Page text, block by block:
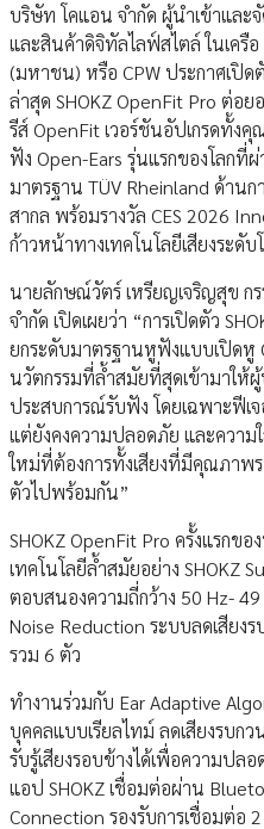
บริษัท โคแอน จำกัด ผู้นำเข้าแล
และสินค้าดิจิทัลไลฟ์สไตล์ ในเครื
(มหาชน) หรือ CPW ประกาศเปิด
ล่าสุด SHOKZ OpenFit Pro ต่อ
รีส์ OpenFit เวอร์ชันอัปเกรดทั้ง
ฟัง Open-Ears รุ่นแรกของโลกที่ผ่
มาตรฐาน TÜV Rheinland ด้าน
สากล พร้อมรางวัล CES 2026
ก้าวหน้าทางเทคโนโลยีเสียงระดับ
นายลักษณ์วัตร์ เหรียญเจริญสุข ก
จำกัด เปิดเผยว่า “การเปิดตัว
ยกระดับมาตรฐานหูฟังแบบเปิดหู
นวัตกรรมที่ล้ำสมัยที่สุดเข้ามาให้
ประสบการณ์รับฟัง โดยเฉพาะฟีเ
แต่ยังคงความปลอดภัย และควา
ใหม่ที่ต้องการทั้งเสียงที่มีคุณภาพ
ตัวไปพร้อมกัน”
SHOKZ OpenFit Pro ครั้งแรกข
เทคโนโลยีล้ำสมัยอย่าง SHOKZ
ตอบสนองความถี่กว้าง 50 Hz-
Noise Reduction ระบบลดเสียง
รวม 6 ตัว
ทำงานร่วมกับ Ear Adaptive
บุคคลแบบเรียลไทม์ ลดเสียงรบก
รับรู้เสียงรอบข้างได้เพื่อความปล
แอป SHOKZ เชื่อมต่อผ่าน
Connection รองรับการเชื่อมต่อ